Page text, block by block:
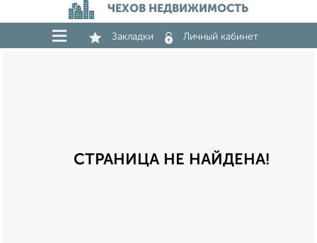
ЧЕХОВ НЕДВИЖИМОСТЬ
Закладки Личный кабинет
СТРАНИЦА НЕ НАЙДЕНА!